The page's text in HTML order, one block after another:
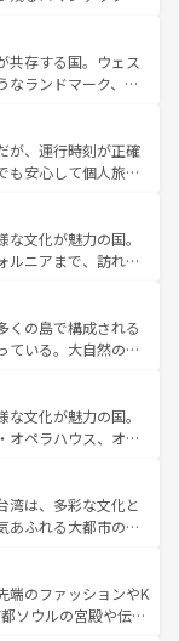
、プロヴァンスの
しみ方が可能だ。さ
ており、どの街角に
なる文化を体験で
情報はコンテンツ一覧
ることがない。ベ
アルプスの絶景、そ
風景は必見。ビール
新着の
てほしい。
共存する国。ウェス
なランドマーク、歴
雅なアフタヌーン
国パブ、サッカー観
豊富。イギリスを旅
が、運行時刻が正確
も安心して個人旅行
ではのユニークな
町歩きも満喫する
物価も高いが、旅行
。 なお、新
参照してほしい。
文化が魅力の国。
ルニアまで、訪れる
グ、エンターテイ
だ。一方、アメリカ
ャニオンやイエロー
が融合した独特の
で異なる魅力を楽
を感じることができ
い。
くの島で構成される
ている。大自然の神
地といえばオアフ
島やカウアイ島が
海をはじめ、豊かな
てくれるハワイの
イアンミュージッ
がハワイの魅力を彩
文化が魅力の国。
オペラハウス、オー
ル（エアーズロッ
アンズの熱帯雨林な
ェやワイン、オージ
サーフィンやダイ
好きにはたまらな
分に味わいつくそ
湾は、多彩な文化と
あふれる大都市の台
など、都市の喧騒
る人に新しい発見と
い台湾の食文化も魅
端のファッションやK
ソウルの宮殿や伝統